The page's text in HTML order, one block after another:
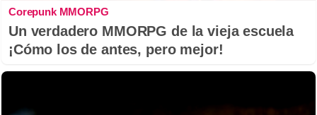
Corepunk MMORPG
Un verdadero MMORPG de la vieja escuela
¡Cómo los de antes, pero mejor!